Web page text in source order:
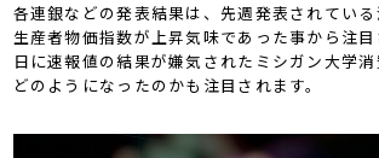
各連銀などの発表結果は、先週発表されてい
生産者物価指数が上昇気味であった事から注
日に速報値の結果が嫌気されたミシガン大学
どのようになったのかも注目されます。